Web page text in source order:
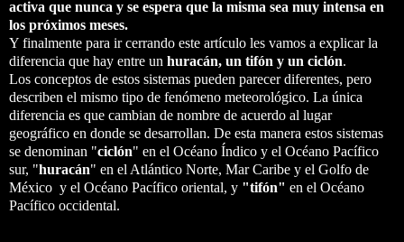
activa que nunca y se espera que la misma sea muy intensa en
los próximos meses.
Y finalmente para ir cerrando este artículo les vamos a explicar la
diferencia que hay entre un huracán, un tifón y un ciclón.
Los conceptos de estos sistemas pueden parecer diferentes, pero
describen el mismo tipo de fenómeno meteorológico. La única
diferencia es que cambian de nombre de acuerdo al lugar
geográfico en donde se desarrollan. De esta manera estos sistemas
se denominan "ciclón" en el Océano Índico y el Océano Pacífico
sur, "huracán" en el Atlántico Norte, Mar Caribe y el Golfo de
México y el Océano Pacífico oriental, y "tifón" en el Océano
Pacífico occidental.